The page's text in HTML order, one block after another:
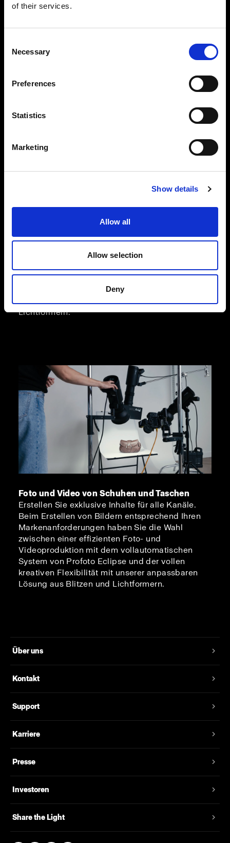
of their services.
Selection
Necessary
Preferences
Statistics
Marketing
Show details
Allow all
Allow selection
Deny
denen Sie eindrucksvolle Bilder erstellen können,
Unsere Flatlay-Lösungen wurden für die
dynamischen Anforderungen des E-Commerce
Sie bei der Aufnahme von qualitativ
hochwertigen Produktbildern, die für mehr
Effizienz und Unkompliziertheit von Profoto
StyleShoots Horizontal und der vollen kreativen
Lichtformern.
Foto und Video von Schuhen und Taschen
Erstellen Sie exklusive Inhalte für alle Kanäle.
Beim Erstellen von Bildern entsprechend Ihren
Markenanforderungen haben Sie die Wahl
zwischen einer effizienten Foto- und
Videoproduktion mit dem vollautomatischen
System von Profoto Eclipse und der vollen
kreativen Flexibilität mit unserer anpassbaren
Lösung aus Blitzen und Lichtformern.
Über uns
Kontakt
Support
Karriere
Presse
Investoren
Share the Light